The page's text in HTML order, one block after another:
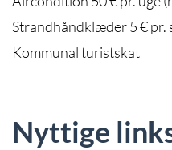
Strandhåndklæder 5 € pr.
Kommunal turistskat
Nyttige